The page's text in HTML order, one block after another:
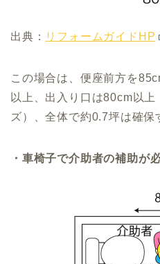
出典： リフォームガイドHP
この場合は、便座前方を
以上、出入り口は80cm以上
ズ）、全体で約0.7坪は確保
・車椅子で介助者の補助が